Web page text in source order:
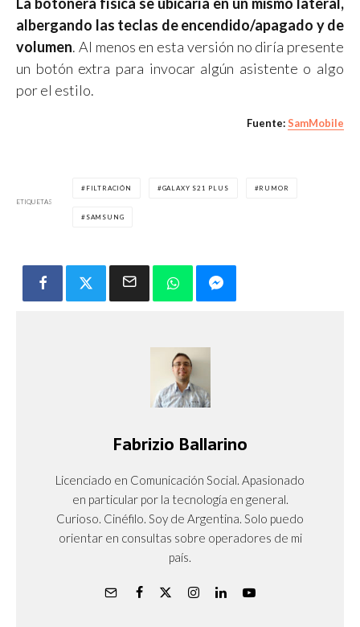
albergando las teclas de encendido/apagado y de
volumen. Al menos en esta versión no diría presente
un botón extra para invocar algún asistente o algo
por el estilo.
Fuente:SamMobile
ETIQUETAS
FILTRACIÓN GALAXY S21 PLUS RUMOR
SAMSUNG
Fabrizio Ballarino
Licenciado en Comunicación Social. Apasionado
en particular por la tecnología en general.
Curioso. Cinéfilo. Soy de Argentina. Solo puedo
orientar en consultas sobre operadores de mi
país.